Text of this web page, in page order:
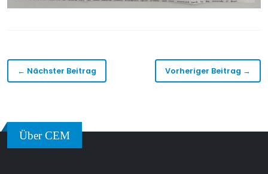
← Nächster Beitrag Vorheriger Beitrag →
Über CEM